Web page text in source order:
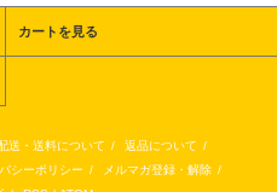
カートを見る
送・送料について / 返品について /
シーポリシー / メルマガ登録・解除 /